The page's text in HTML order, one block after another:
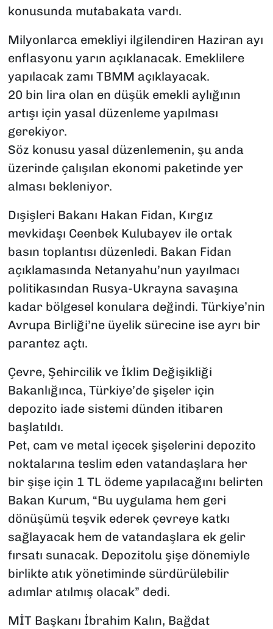
konusunda mutabakata vardı.
Milyonlarca emekliyi ilgilendiren Haziran ayı
enflasyonu yarın açıklanacak. Emeklilere
yapılacak zamı TBMM açıklayacak.
20 bin lira olan en düşük emekli aylığının
artışı için yasal düzenleme yapılması
gerekiyor.
Söz konusu yasal düzenlemenin, şu anda
üzerinde çalışılan ekonomi paketinde yer
alması bekleniyor.
Dışişleri Bakanı Hakan Fidan, Kırgız
mevkidaşı Ceenbek Kulubayev ile ortak
basın toplantısı düzenledi. Bakan Fidan
açıklamasında Netanyahu’nun yayılmacı
politikasından Rusya-Ukrayna savaşına
kadar bölgesel konulara değindi. Türkiye’nin
Avrupa Birliği’ne üyelik sürecine ise ayrı bir
parantez açtı.
Çevre, Şehircilik ve İklim Değişikliği
Bakanlığınca, Türkiye’de şişeler için
depozito iade sistemi dünden itibaren
başlatıldı.
Pet, cam ve metal içecek şişelerini depozito
noktalarına teslim eden vatandaşlara her
bir şişe için 1 TL ödeme yapılacağını belirten
Bakan Kurum, “Bu uygulama hem geri
dönüşümü teşvik ederek çevreye katkı
sağlayacak hem de vatandaşlara ek gelir
fırsatı sunacak. Depozitolu şişe dönemiyle
birlikte atık yönetiminde sürdürülebilir
adımlar atılmış olacak” dedi.
MİT Başkanı İbrahim Kalın, Bağdat